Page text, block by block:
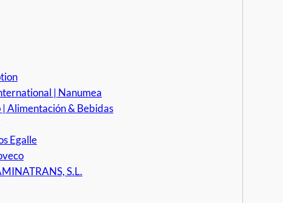
| Nanumea
Alimentación & Bebidas
Egalle
S.L.